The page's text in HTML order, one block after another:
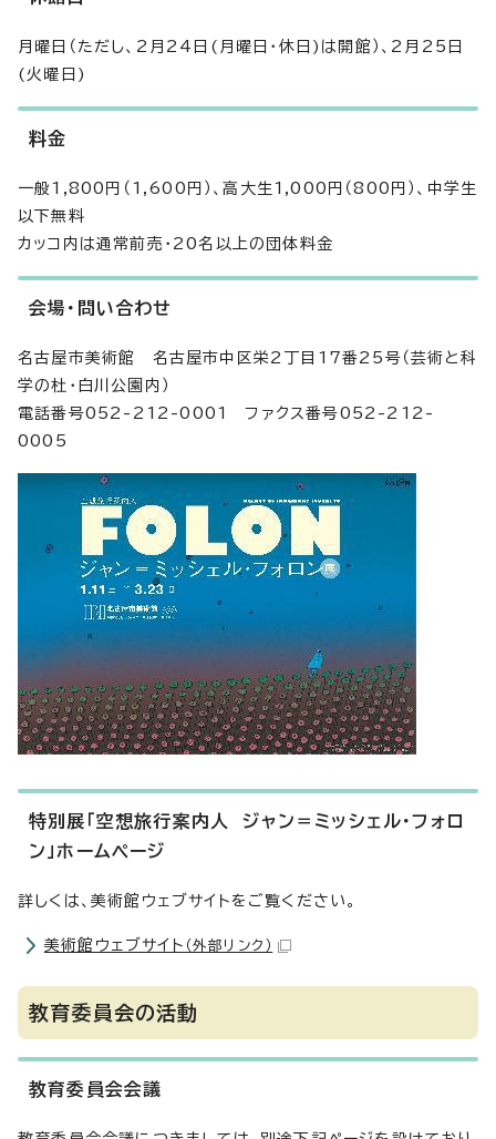
月曜日（ただし、2月24日(月曜日・休日)は開館）、2月25日
(火曜日)
料金
一般1,800円（1,600円）、高大生1,000円（800円）、中学生
以下無料
カッコ内は通常前売・20名以上の団体料金
会場・問い合わせ
名古屋市美術館 名古屋市中区栄2丁目17番25号（芸術と科
学の杜・白川公園内）
電話番号052-212-0001 ファクス番号052-212-
0005
特別展「空想旅行案内人 ジャン＝ミッシェル・フォロ
ン」ホームページ
詳しくは、美術館ウェブサイトをご覧ください。
美術館ウェブサイト （外部リンク）
教育委員会の活動
教育委員会会議